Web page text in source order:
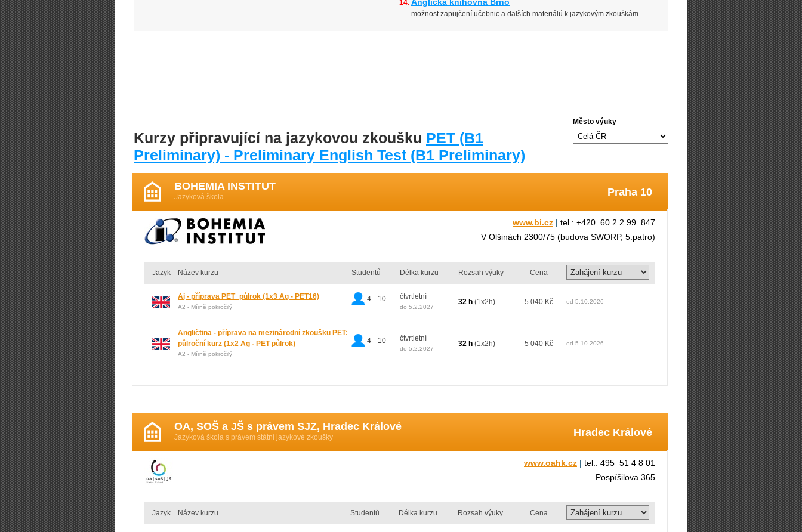
možnost zapůjčení učebnic a dalších materiálů k jazykovým zkouškám
Kurzy připravující na jazykovou zkoušku PET (B1
Preliminary) - Preliminary English Test (B1 Preliminary)
Město výuky
BOHEMIA INSTITUT
Jazyková škola Praha 10
www.bi.cz | tel.: +420 60 2 2 99 847
V Olšinách 2300/75 (budova SWORP, 5.patro)
Jazyk Název kurzu Studentů Délka kurzu Rozsah výuky Cena
Aj - příprava PET_půlrok (1x3 Ag - PET16)
A2 - Mírně pokročilý
4 – 10 čtvrtletní
do 5.2.2027
32 h (1x2h) 5 040 Kč od 5.10.2026
Angličtina - příprava na mezinárodní zkoušku PET:
půlroční kurz (1x2 Ag - PET půlrok)
A2 - Mírně pokročilý
4 – 10 čtvrtletní
do 5.2.2027
32 h (1x2h) 5 040 Kč od 5.10.2026
OA, SOŠ a JŠ s právem SJZ, Hradec Králové
Jazyková škola s právem státní jazykové zkoušky Hradec Králové
www.oahk.cz | tel.: 495 51 4 8 01
Pospíšilova 365
Jazyk Název kurzu Studentů Délka kurzu Rozsah výuky Cena